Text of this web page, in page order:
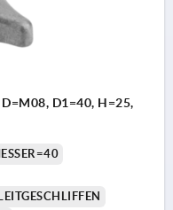
D1=40, H=25,